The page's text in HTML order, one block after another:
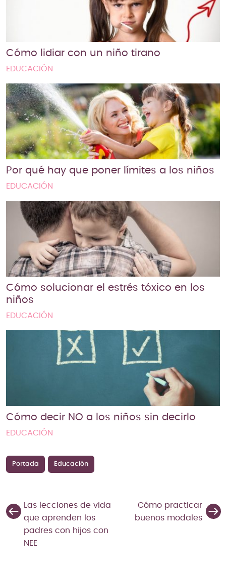
Cómo lidiar con un niño tirano
EDUCACIÓN
Por qué hay que poner límites a los niños
EDUCACIÓN
Cómo solucionar el estrés tóxico en los
niños
EDUCACIÓN
Cómo decir NO a los niños sin decirlo
EDUCACIÓN
Portada Educación
Las lecciones de vida
que aprenden los
padres con hijos con
NEE
Cómo practicar
buenos modales